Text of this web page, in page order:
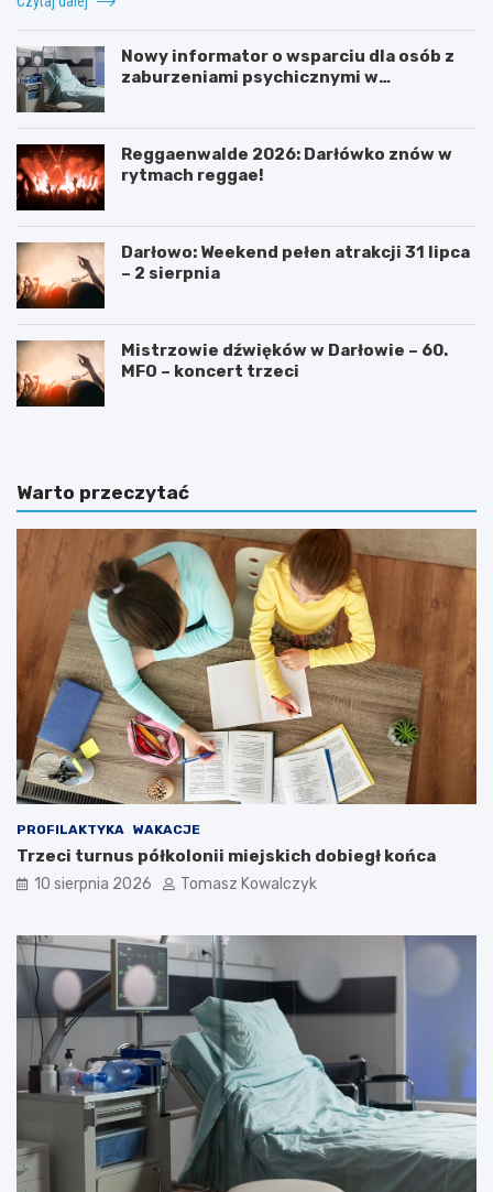
Nowy informator o wsparciu dla osób z
zaburzeniami psychicznymi w
Reggaenwalde 2026: Darłówko znów w
rytmach reggae!
Darłowo: Weekend pełen atrakcji 31 lipca
– 2 sierpnia
Mistrzowie dźwięków w Darłowie – 60.
MFO – koncert trzeci
Warto przeczytać
PROFILAKTYKA WAKACJE
Trzeci turnus półkolonii miejskich dobiegł końca
10 sierpnia 2026 Tomasz Kowalczyk